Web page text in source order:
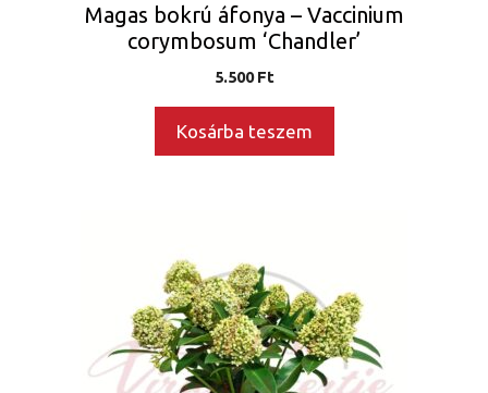
Magas bokrú áfonya – Vaccinium
corymbosum ‘Chandler’
5.500Ft
Kosárba teszem